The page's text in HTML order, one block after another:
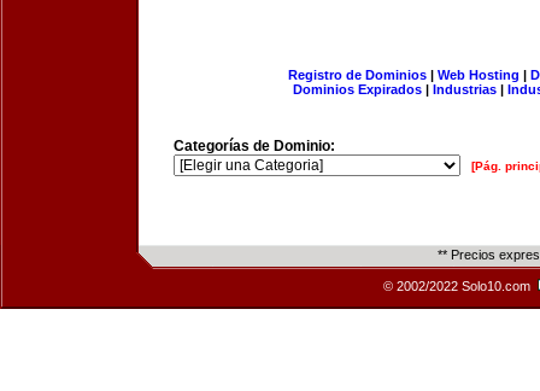
Registro de Dominios| Web Hosting |
Dominios Expirados | Industrias |
Categorías de Dominio:
[Pág.
** Precios
© 2002/2022 Solo10.com